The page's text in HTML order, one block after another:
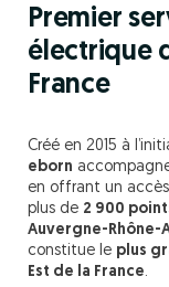
Premier
électrique
France
Créé en 2015 à
eborn
en offrant un
plus de 2 900
Auvergne-Rhône-
constitue le plus
Est de la France.